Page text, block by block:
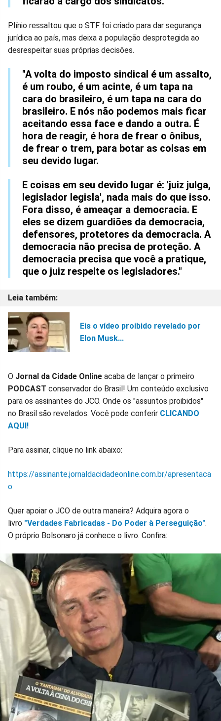
Plínio ressaltou que o STF foi criado para dar segurança
jurídica ao país, mas deixa a população desprotegida ao
desrespeitar suas próprias decisões.
"A volta do imposto sindical é um assalto,
é um roubo, é um acinte, é um tapa na
cara do brasileiro, é um tapa na cara do
brasileiro. E nós não podemos mais ficar
aceitando essa face e dando a outra. É
hora de reagir, é hora de frear o ônibus,
de frear o trem, para botar as coisas em
seu devido lugar.
E coisas em seu devido lugar é: 'juiz julga,
legislador legisla', nada mais do que isso.
Fora disso, é ameaçar a democracia. E
eles se dizem guardiões da democracia,
defensores, protetores da democracia. A
democracia não precisa de proteção. A
democracia precisa que você a pratique,
que o juiz respeite os legisladores."
Eis o vídeo proibido revelado por
Elon Musk...
O Jornal da Cidade Online acaba de lançar o primeiro
PODCAST conservador do Brasil! Um conteúdo exclusivo
para os assinantes do JCO. Onde os "assuntos proibidos"
no Brasil são revelados. Você pode conferir CLICANDO
AQUI!
Para assinar, clique no link abaixo:
https://assinante.jornaldacidadeonline.com.br/apresentaca
o
Quer apoiar o JCO de outra maneira? Adquira agora o
livro "Verdades Fabricadas - Do Poder à Perseguição".
O próprio Bolsonaro já conhece o livro. Confira: